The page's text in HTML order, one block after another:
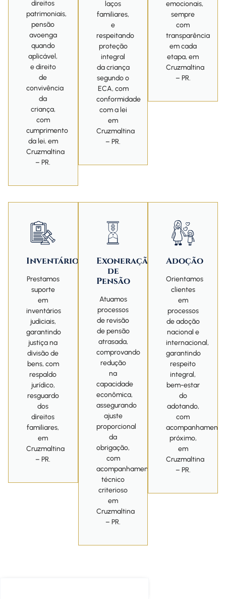
direitos
patrimoniais,
pensão
avoenga
quando
aplicável,
e direito
de
convivência
da
criança,
com
cumprimento
da lei, em
Cruzmaltina
– PR.
laços
familiares,
e
respeitando
proteção
integral
da criança
segundo o
ECA, com
conformidade
com a lei
em
Cruzmaltina
– PR.
emocionais,
sempre
com
transparência
em cada
etapa, em
Cruzmaltina
– PR.
Inventário
Prestamos
suporte
em
inventários
judiciais,
garantindo
justiça na
divisão de
bens, com
respaldo
jurídico,
resguardo
dos
direitos
familiares,
em
Cruzmaltina
– PR.
Exoneração
de
Pensão
Atuamos
processos
de revisão
de pensão
atrasada,
comprovando
redução
na
capacidade
econômica,
assegurando
ajuste
proporcional
da
obrigação,
com
acompanhamento
técnico
criterioso
em
Cruzmaltina
– PR.
Adoção
Orientamos
clientes
em
processos
de adoção
nacional e
internacional,
garantindo
respeito
integral,
bem-estar
do
adotando,
com
acompanhamento
próximo,
em
Cruzmaltina
– PR.